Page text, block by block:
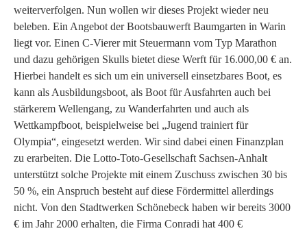
weiterverfolgen. Nun wollen wir dieses Projekt wieder neu
beleben. Ein Angebot der Bootsbauwerft Baumgarten in Warin
liegt vor. Einen C-Vierer mit Steuermann vom Typ Marathon
und dazu gehörigen Skulls bietet diese Werft für 16.000,00 € an.
Hierbei handelt es sich um ein universell einsetzbares Boot, es
kann als Ausbildungsboot, als Boot für Ausfahrten auch bei
stärkerem Wellengang, zu Wanderfahrten und auch als
Wettkampfboot, beispielweise bei „Jugend trainiert für
Olympia“, eingesetzt werden. Wir sind dabei einen Finanzplan
zu erarbeiten. Die Lotto-Toto-Gesellschaft Sachsen-Anhalt
unterstützt solche Projekte mit einem Zuschuss zwischen 30 bis
50 %, ein Anspruch besteht auf diese Fördermittel allerdings
nicht. Von den Stadtwerken Schönebeck haben wir bereits 3000
€ im Jahr 2000 erhalten, die Firma Conradi hat 400 €